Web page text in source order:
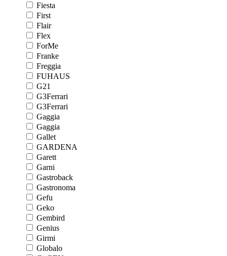
Fiesta
First
Flair
Flex
ForMe
Franke
Freggia
FUHAUS
G21
G3Ferrari
G3Ferrari
Gaggia
Gaggia
Gallet
GARDENA
Garett
Garni
Gastroback
Gastronoma
Gefu
Geko
Gembird
Genius
Girmi
Globalo